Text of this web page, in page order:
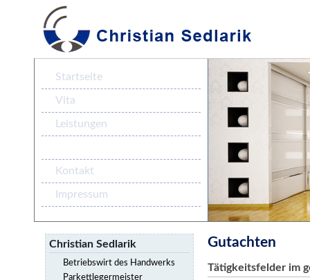
Startseite
Vita
Leistungen
Kontakt
Impressum
Christian Sedlarik
Betriebswirt des Handwerks
Parkettlegermeister
Gutachten
Tätigkeitsfelder im